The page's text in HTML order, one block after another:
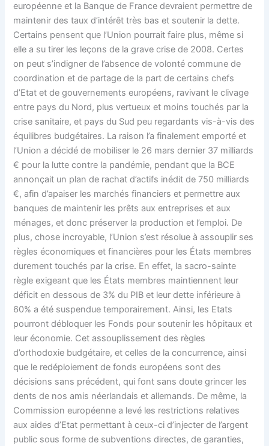
européenne et la Banque de France devraient permettre de
maintenir des taux d’intérêt très bas et soutenir la dette.
Certains pensent que l’Union pourrait faire plus, même si
elle a su tirer les leçons de la grave crise de 2008. Certes
on peut s’indigner de l’absence de volonté commune de
coordination et de partage de la part de certains chefs
d’Etat et de gouvernements européens, ravivant le clivage
entre pays du Nord, plus vertueux et moins touchés par la
crise sanitaire, et pays du Sud peu regardants vis-à-vis des
équilibres budgétaires. La raison l’a finalement emporté et
l’Union a décidé de mobiliser le 26 mars dernier 37 milliards
€ pour la lutte contre la pandémie, pendant que la BCE
annonçait un plan de rachat d’actifs inédit de 750 milliards
€, afin d’apaiser les marchés financiers et permettre aux
banques de maintenir les prêts aux entreprises et aux
ménages, et donc préserver la production et l’emploi. De
plus, chose incroyable, l’Union s’est résolue à assouplir ses
règles économiques et financières pour les États membres
durement touchés par la crise. En effet, la sacro-sainte
règle exigeant que les États membres maintiennent leur
déficit en dessous de 3% du PIB et leur dette inférieure à
60% a été suspendue temporairement. Ainsi, les Etats
pourront débloquer les Fonds pour soutenir les hôpitaux et
leur économie. Cet assouplissement des règles
d’orthodoxie budgétaire, et celles de la concurrence, ainsi
que le redéploiement de fonds européens sont des
décisions sans précédent, qui font sans doute grincer les
dents de nos amis néerlandais et allemands. De même, la
Commission européenne a levé les restrictions relatives
aux aides d’Etat permettant à ceux-ci d’injecter de l’argent
public sous forme de subventions directes, de garanties,